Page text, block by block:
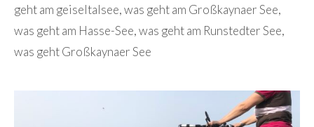
geht am geiseltalsee,was geht am Großkaynaer See,
was geht am Hasse-See,was geht am Runstedter See,
was geht Großkaynaer See